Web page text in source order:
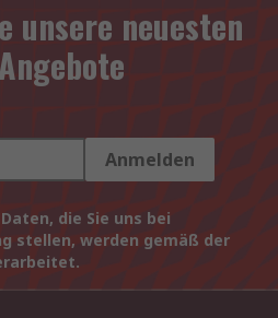
unsere neuesten
Anmelden
die Sie uns bei
stellen, werden gemäß der